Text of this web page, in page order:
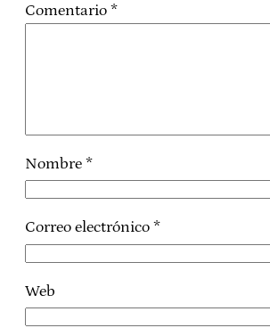
Comentario *
Nombre *
Correo electrónico *
Web